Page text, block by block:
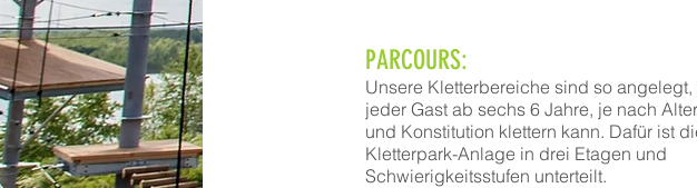
PARCOURS:
Unsere Kletterbereiche sind so
jeder Gast ab sechs 6 Jahre, je nach
und Konstitution klettern kann. Dafür ist
Kletterpark-Anlage in drei Etagen und
Schwierigkeitsstufen unterteilt.